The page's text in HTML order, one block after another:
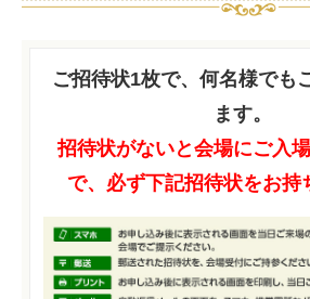
ご招待状1枚で、何名様でも
ます。
招待状がないと会場にご入
で、必ず下記招待状をお持